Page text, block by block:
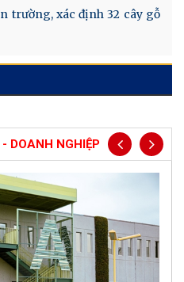
trường, xác định 32 cây gỗ
DOANH NGHIỆP